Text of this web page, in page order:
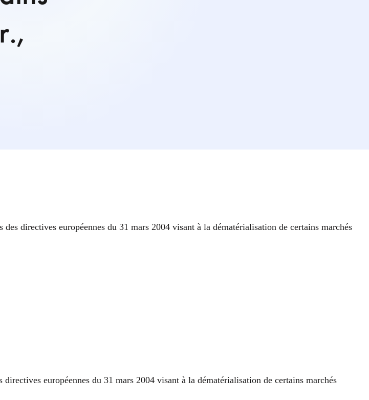
directives européennes du 31 mars 2004 visant à la dématérialisation de certains marchés
européennes du 31 mars 2004 visant à la dématérialisation de certains marchés